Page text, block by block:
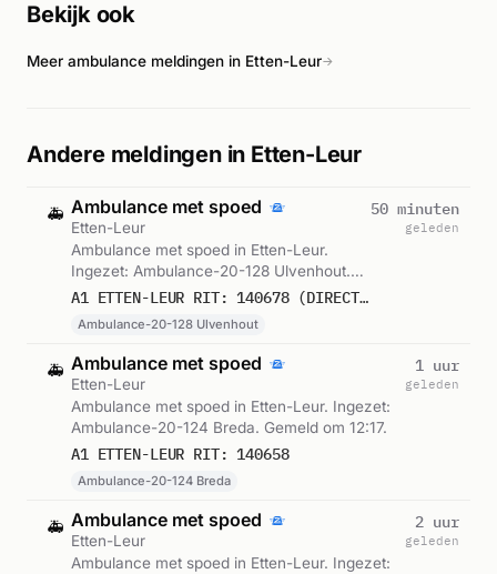
bronnen op te maken.
Bekijk ook
Meer ambulance meldingen in Etten-Leur→
Andere meldingen in Etten-Leur
🚑 Ambulance met spoed
Etten-Leur
Ambulance met spoed in Etten-Leur.
Ingezet: Ambulance-20-128 Ulvenhout.
Gemeld om 12:46.
A1 ETTEN-LEUR RIT: 140678 (DIRECTE INZET: JA)
Ambulance-20-128 Ulvenhout
50 minuten
geleden
🚑 Ambulance met spoed
Etten-Leur
Ambulance met spoed in Etten-Leur. Ingezet:
Ambulance-20-124 Breda. Gemeld om 12:17.
A1 ETTEN-LEUR RIT: 140658
Ambulance-20-124 Breda
1 uur
geleden
🚑 Ambulance met spoed
Etten-Leur
Ambulance met spoed in Etten-Leur. Ingezet:
2 uur
geleden